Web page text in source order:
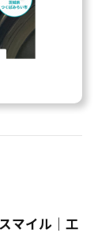
マイル｜工